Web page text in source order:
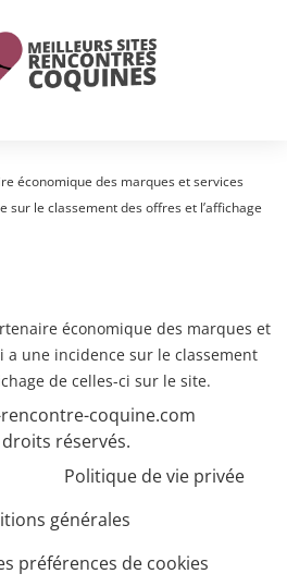
économique des marques et services
sur le classement des offres et l’affichage
économique des marques et
a une incidence sur le classement
de celles-ci sur le site.
coquine.com
réservés.
Politique de vie privée
générales
préférences de cookies